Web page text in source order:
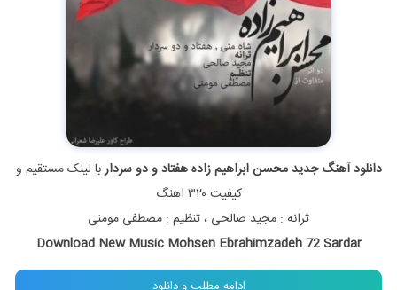
دانلود آهنگ جدید محسن ابراهیم زاده هفتاد و دو سرداربا لینک مستقیم و
کیفیت ۳۲۰ اهنگ
ترانه : مجید صالحی ، تنظیم : مصطفی مومنی
Download New Music Mohsen Ebrahimzadeh 72 Sardar